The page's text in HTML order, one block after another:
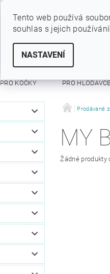
PRO KOČKY PRO
DEZINFEKCE A
Prodávané
MY
Žádné produkty
Tento web používá
souhlas s jejich
NASTAVENÍ